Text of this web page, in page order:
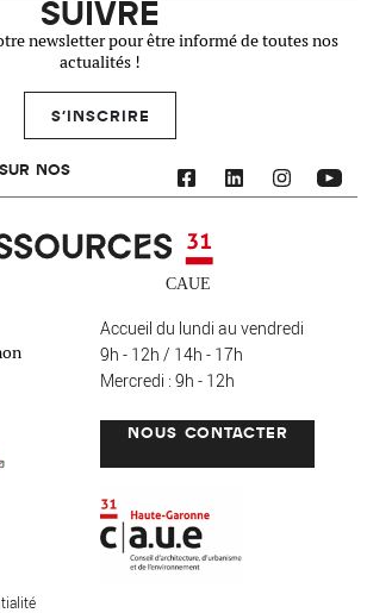
SUIVRE
newsletter pour être informé de toutes nos
actualités !
S'INSCRIRE
NOS
31
Accueil du lundi au vendredi
9h - 12h / 14h - 17h
Mercredi : 9h - 12h
NOUS CONTACTER